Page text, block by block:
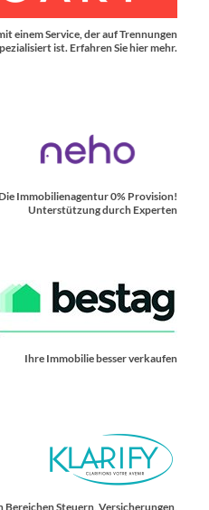
einem Service, der auf Trennungen
ist. Erfahren Sie hier mehr.
Die Immobilienagentur 0% Provision!
Unterstützung durch Experten
Ihre Immobilie besser verkaufen
Steuern, Versicherungen,